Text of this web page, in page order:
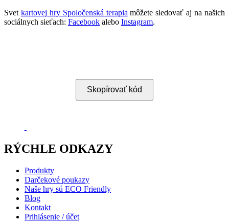
Svet kartovej hry Spoločenská terapia môžete sledovať aj na našich
sociálnych sieťach: Facebook alebo Instagram.
Skopírovať kód
RÝCHLE ODKAZY
Produkty
Darčekové poukazy
Naše hry sú ECO Friendly
Blog
Kontakt
Prihlásenie / účet